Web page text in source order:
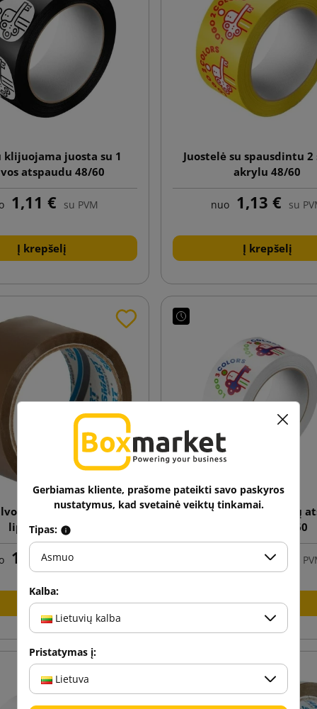
klijuojama juosta su 1
atspaudu 48/60
1,11 € su PVM
Į krepšelį
Juostelė su spausdintu
akrylu 48/60
nuo 1,13 € su
Į krepšelį
SMART Solvent 48/60
lipnia juosta
1,02 € su PVM
Į krepšelį
Klijų juosta su 3 spalvų
Hot-melt 48/60
1,17 € su
Į krepšelį
Gerbiamas kliente, prašome pateikti savo paskyros
nustatymus, kad svetainė veiktų tinkamai.
Tipas:
Asmuo
Kalba:
Lietuvių kalba
Pristatymas į:
Lietuva